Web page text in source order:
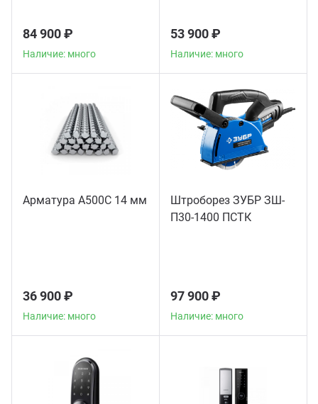
84 900 ₽
Наличие: много
53 900 ₽
Наличие: много
Арматура А500С 14 мм
36 900 ₽
Наличие: много
Штроборез ЗУБР ЗШ-
П30-1400 ПСТК
97 900 ₽
Наличие: много